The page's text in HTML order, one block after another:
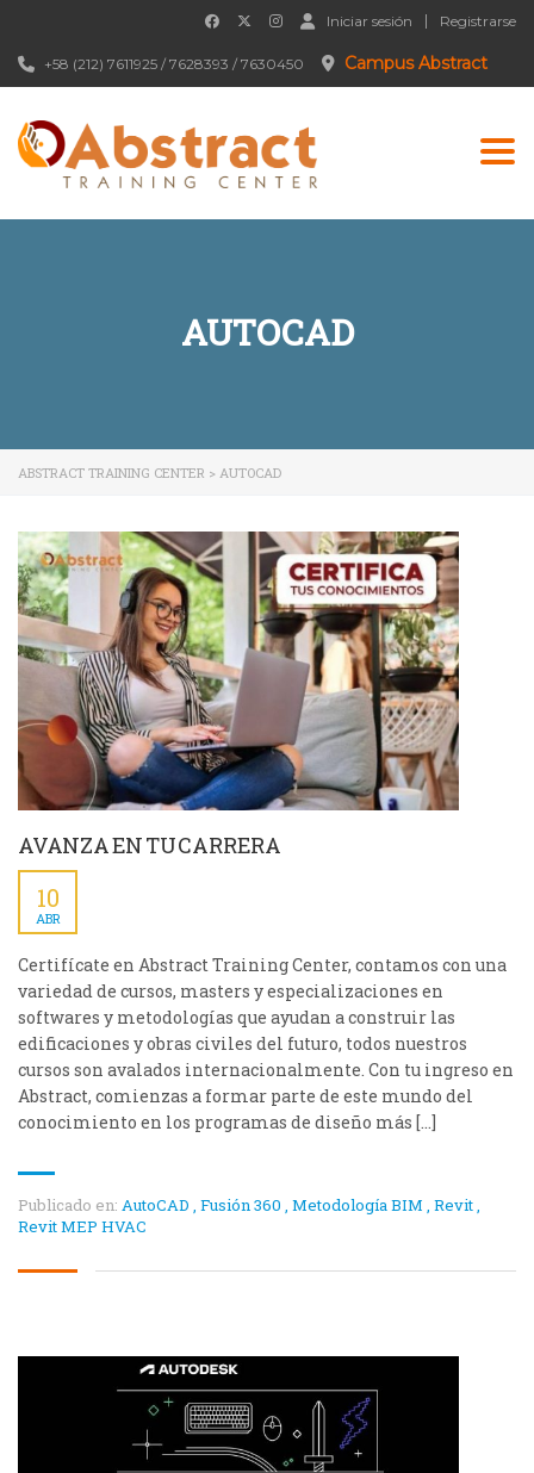
Iniciar sesión Registrarse
Campus Abstract
+58 (212) 7611925 / 7628393 / 7630450
AUTOCAD
ABSTRACT TRAINING CENTER > AUTOCAD
AVANZA EN TU CARRERA
10
ABR
Certifícate en Abstract Training Center, contamos con una
variedad de cursos, masters y especializaciones en
softwares y metodologías que ayudan a construir las
edificaciones y obras civiles del futuro, todos nuestros
cursos son avalados internacionalmente. Con tu ingreso en
Abstract, comienzas a formar parte de este mundo del
conocimiento en los programas de diseño más […]
Publicado en: AutoCAD Fusión 360 Metodología BIM Revit
Revit MEP HVAC